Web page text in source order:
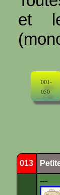
et
001-
050
013
---